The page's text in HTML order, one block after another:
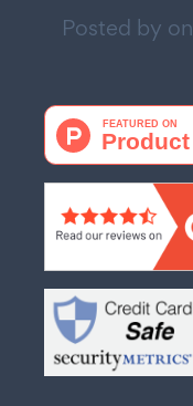
Posted by on